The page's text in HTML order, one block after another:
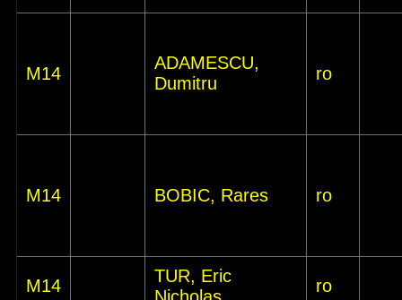
M14
ADAMESCU,
Dumitru
ro
M14 BOBIC, Rares ro
M14
TUR, Eric
ro